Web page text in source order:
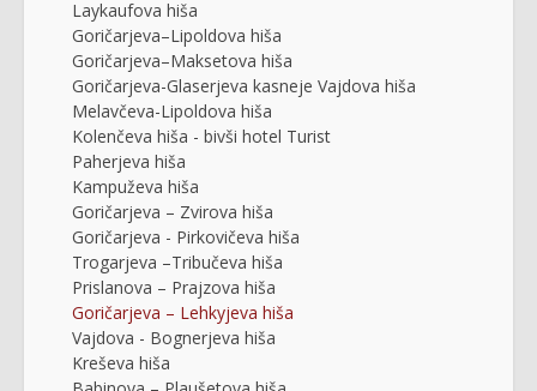
Laykaufova hiša
Goričarjeva–Lipoldova hiša
Goričarjeva–Maksetova hiša
Goričarjeva-Glaserjeva kasneje Vajdova hiša
Melavčeva-Lipoldova hiša
Kolenčeva hiša - bivši hotel Turist
Paherjeva hiša
Kampuževa hiša
Goričarjeva – Zvirova hiša
Goričarjeva - Pirkovičeva hiša
Trogarjeva –Tribučeva hiša
Prislanova – Prajzova hiša
Goričarjeva – Lehkyjeva hiša
Vajdova - Bognerjeva hiša
Kreševa hiša